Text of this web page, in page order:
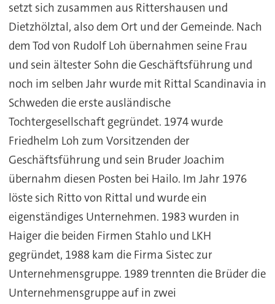
setzt sich zusammen aus Rittershausen und
Dietzhölztal, also dem Ort und der Gemeinde. Nach
dem Tod von Rudolf Loh übernahmen seine Frau
und sein ältester Sohn die Geschäftsführung und
noch im selben Jahr wurde mit Rittal Scandinavia in
Schweden die erste ausländische
Tochtergesellschaft gegründet. 1974 wurde
Friedhelm Loh zum Vorsitzenden der
Geschäftsführung und sein Bruder Joachim
übernahm diesen Posten bei Hailo. Im Jahr 1976
löste sich Ritto von Rittal und wurde ein
eigenständiges Unternehmen. 1983 wurden in
Haiger die beiden Firmen Stahlo und LKH
gegründet, 1988 kam die Firma Sistec zur
Unternehmensgruppe. 1989 trennten die Brüder die
Unternehmensgruppe auf in zwei